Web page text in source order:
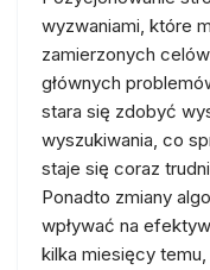
wyzwaniami, które
zamierzonych
głównych
stara się zdobyć
wyszukiwania, co
staje się coraz
Ponadto zmiany
wpływać na
kilka miesięcy